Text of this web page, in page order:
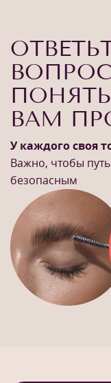
ВАМ
У каждого своя
Важно, чтобы
безопасным